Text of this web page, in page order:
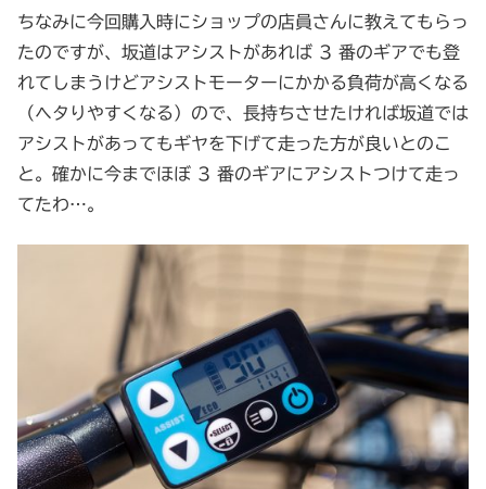
ちなみに今回購入時にショップの店員さんに教えてもらっ
たのですが、坂道はアシストがあれば 3 番のギアでも登
れてしまうけどアシストモーターにかかる負荷が高くなる
（ヘタりやすくなる）ので、長持ちさせたければ坂道では
アシストがあってもギヤを下げて走った方が良いとのこ
と。確かに今までほぼ 3 番のギアにアシストつけて走っ
てたわ…。